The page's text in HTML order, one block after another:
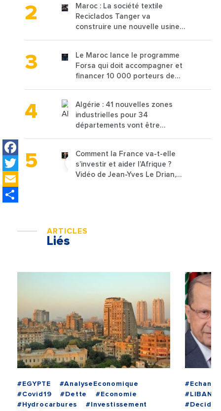
Facebook
Twitter
Maroc : La société textile
Reciclados Tanger va
construire une nouvelle usine
Le Maroc lance le programme
Forsa qui doit accompagner et
financer 10 000 porteurs de
Algérie : 41 nouvelles zones
industrielles pour 34
départements vont être
Comment la France va-t-elle
s’investir et aider l’Afrique ?
Vidéo de Jean-Yves Le Drian,
ARTICLES
Liés
#EGYPTE
#AnalyseEconomique
#Covid19
#Dette
#Economie
#Hydrocarbures
#Investissement
#LIBAN